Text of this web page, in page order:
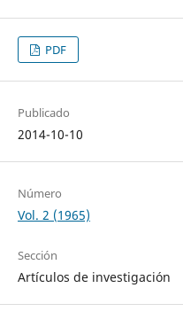
PDF
Publicado
2014-10-10
Número
Vol. 2 (1965)
Sección
Artículos de investigación